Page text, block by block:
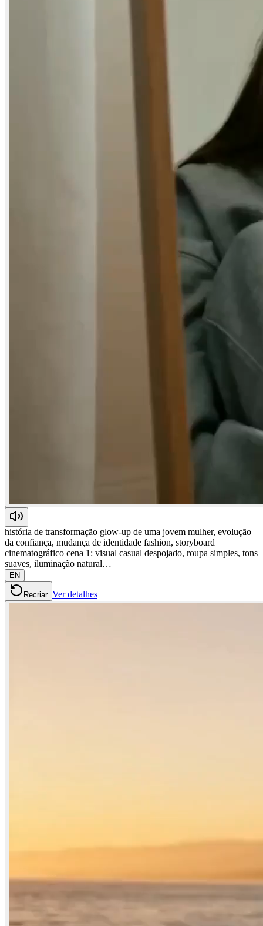
história de transformação glow-up de uma jovem mulher, evolução
da confiança, mudança de identidade fashion, storyboard
cinematográfico cena 1: visual casual despojado, roupa simples, tons
suaves, iluminação natural…
EN
Recriar Ver detalhes